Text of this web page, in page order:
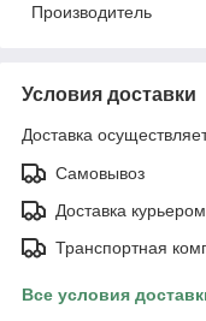
Производитель
Условия доставки
Доставка
Самовывоз
Доставка курьером
Транспортная
Все условия